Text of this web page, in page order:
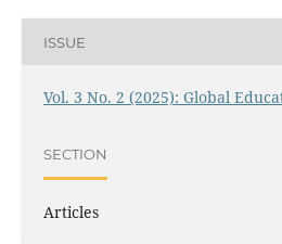
ISSUE
Vol. 3 No. 2 (2025): Global
SECTION
Articles